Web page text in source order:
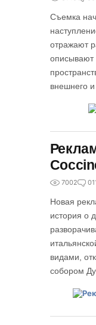
Съемка
отражают
описывают
внешнего и
7002 0
Новая
история о
видами,
собором